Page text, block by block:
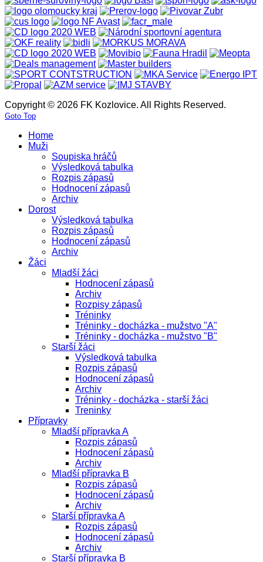
Copyright © 2026 FK Kozlovice. All Rights Reserved.
Goto Top
Home
Muži
Soupiska hráčů
Výsledková tabulka
Rozpis zápasů
Hodnocení zápasů
Archiv
Dorost
Výsledková tabulka
Rozpis zápasů
Hodnocení zápasů
Archiv
Žáci
Mladší žáci
Hodnocení zápasů
Archiv
Rozpisy zápasů
Tréninky
Tréninky - docházka - mužstvo "A"
Tréninky - docházka - mužstvo "B"
Starší žáci
Výsledková tabulka
Rozpis zápasů
Hodnocení zápasů
Archiv
Tréninky - docházka - starší žáci
Treninky
Přípravky
Mladší přípravka A
Rozpis zápasů
Hodnocení zápasů
Archiv
Mladší přípravka B
Rozpis zápasů
Hodnocení zápasů
Archiv
Starší přípravka A
Rozpis zápasů
Hodnocení zápasů
Archiv
Starší přípravka B